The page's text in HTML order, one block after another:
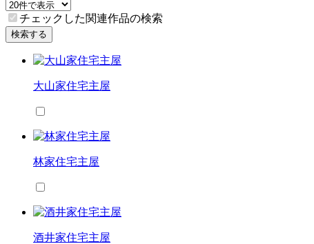
チェックした関連作品の検索
検索する
大山家住宅主屋
林家住宅主屋
酒井家住宅主屋